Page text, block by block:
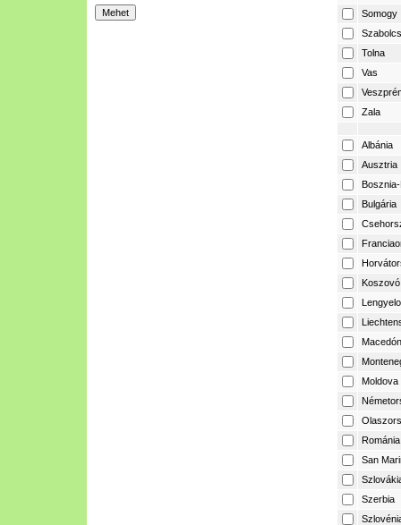
Somogy
Tolna
Vas
Zala
Albánia
Ausztria
Bulgária
Koszovó
Moldova
Románia
San
Szerbia